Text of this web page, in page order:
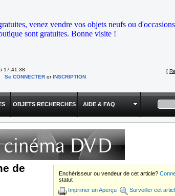
venez vendre vos objets neufs ou
sont gratuites. Bonne visite !
17:41:38
Se CONNECTER orINSCRIPTION
[
OBJETS RECHERCHES AIDE & FAQ
de
Enchérisseur ou vendeur de cet article?
statut
Imprimer un Aperçu
Surveiller cet